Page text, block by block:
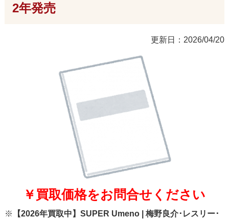
2年発売
更新日：2026/04/20
￥買取価格をお問合せください
※
【2026年買取中】SUPER Umeno | 梅野良介･レスリー･